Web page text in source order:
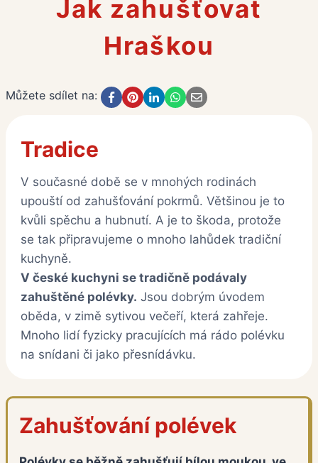
Jak zahušťovat
Hraškou
Můžete sdílet na:
Tradice
V současné době se v mnohých rodinách
upouští od zahušťování pokrmů. Většinou je to
kvůli spěchu a hubnutí. A je to škoda, protože
se tak připravujeme o mnoho lahůdek tradiční
kuchyně.
V české kuchyni se tradičně podávaly
zahuštěné polévky. Jsou dobrým úvodem
oběda, v zimě sytivou večeří, která zahřeje.
Mnoho lidí fyzicky pracujících má rádo polévku
na snídani či jako přesnídávku.
Zahušťování polévek